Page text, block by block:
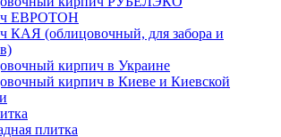
ЕВРОТОН
КАЯ (облицовочный, для забора и
кирпич в Украине
кирпич в Киеве и Киевской